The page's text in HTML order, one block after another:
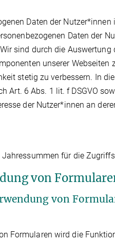
Daten der Nutzer*innen
Daten der
sind durch die Auswertung
unserer
stetig zu verbessern. In
Art. 6 Abs. 1 lit. f DSGVO
der Nutzer*innen an
für die
von
von
Formularen wird die